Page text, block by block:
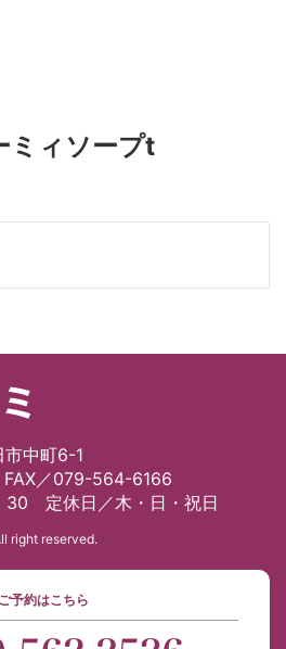
ミィソープt
中町6-1
／079-564-6166
30 定休日／木・日・祝日
right reserved.
ご予約はこちら